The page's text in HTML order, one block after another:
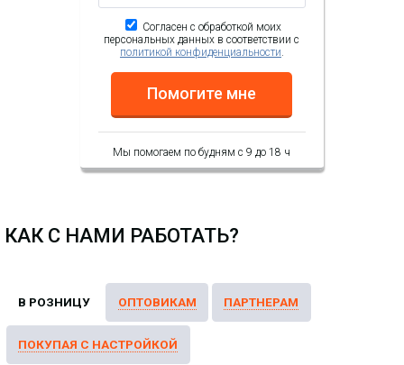
КУПИТЬ
Согласен с обработкой моих
персональных данных в соответствии с
политикой конфиденциальности.
Помогите мне
Мы помогаем по будням с 9 до 18 ч
КАК С НАМИ РАБОТАТЬ?